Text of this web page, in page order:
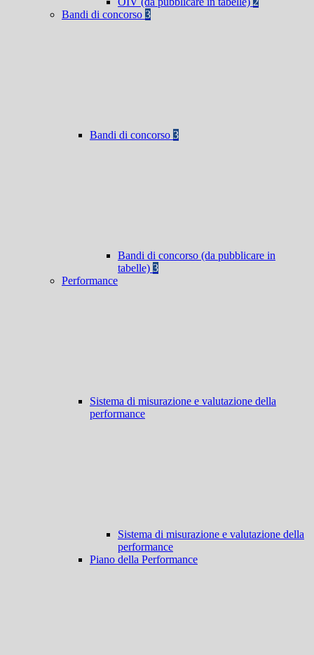
Bandi di concorso 3
Bandi di concorso 3
Bandi di concorso (da pubblicare in
tabelle) 3
Performance
Sistema di misurazione e valutazione della
performance
Sistema di misurazione e valutazione della
performance
Piano della Performance